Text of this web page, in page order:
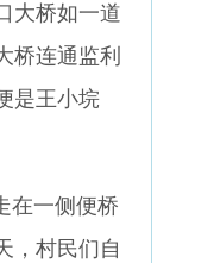
大桥如一道
桥连通监利
是王小垸
在一侧便桥
，村民们自